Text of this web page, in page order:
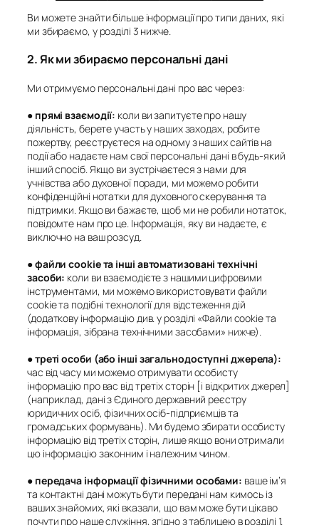
Ви можете знайти більше інформації про типи даних, які
ми збираємо, у розділі 3 нижче.
2. Як ми збираємо персональні дані
Ми отримуємо персональні дані про вас через:
● прямі взаємодії: коли ви запитуєте про нашу
діяльність, берете участь у наших заходах, робите
пожертву, реєструєтеся на одному з наших сайтів на
події або надаєте нам свої персональні дані в будь-який
інший спосіб. Якщо ви зустрічаєтеся з нами для
учнівства або духовної поради, ми можемо робити
конфіденційні нотатки для духовного скерування та
підтримки. Якщо ви бажаєте, щоб ми не робили нотаток,
повідомте нам про це. Інформація, яку ви надаєте, є
виключно на ваш розсуд.
●файли cookie та інші автоматизовані технічні
засоби: коли ви взаємодієте з нашими цифровими
інструментами, ми можемо використовувати файли
cookie та подібні технології для відстеження дій
(додаткову інформацію див. у розділі «Файли cookie та
інформація, зібрана технічними засобами» нижче).
●треті особи (або інші загальнодоступні джерела):
час від часу ми можемо отримувати особисту
інформацію про вас від третіх сторін [і відкритих джерел]
(наприклад, дані з Єдиного державний реєстру
юридичних осіб, фізичних осіб-підприємців та
громадських формувань). Ми будемо збирати особисту
інформацію від третіх сторін, лише якщо вони отримали
цю інформацію законним і належним чином.
● передача інформації фізичними особами: ваше ім’я
та контактні дані можуть бути передані нам кимось із
ваших знайомих, які вказали, що вам може бути цікаво
почути про наше служіння, згідно з таблицею в розділі 1.